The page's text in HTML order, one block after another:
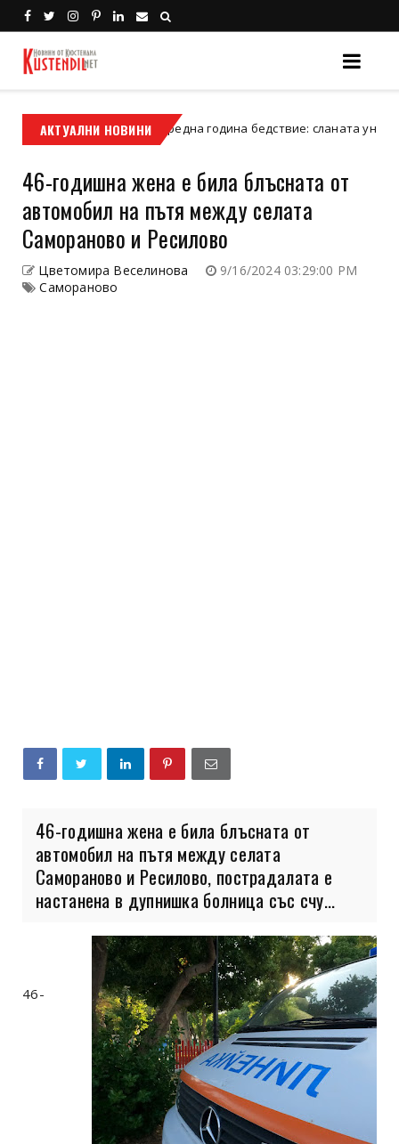
АКТУАЛНИ НОВИНИ
Втора поредна година бедствие: сланата унищожи
46-годишна жена е била блъсната от
автомобил на пътя между селата
Самораново и Ресилово
Цветомира Веселинова
9/16/2024 03:29:00 PM
Самораново
46-годишна жена е била блъсната от
автомобил на пътя между селата
Самораново и Ресилово, пострадалата е
настанена в дупнишка болница със счу...
46-